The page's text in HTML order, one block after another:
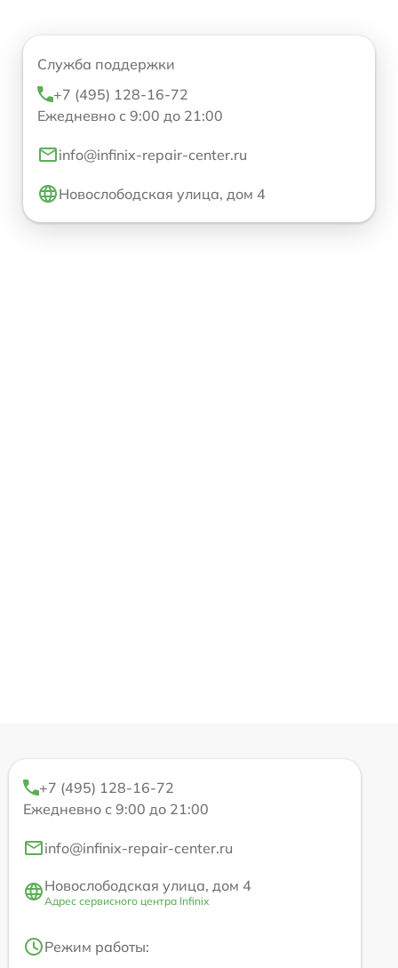
Служба поддержки
+7 (495) 128-16-72
Ежедневно с 9:00 до 21:00
info@infinix-repair-center.ru
Новослободская улица, дом 4
+7 (495) 128-16-72
Ежедневно с 9:00 до 21:00
info@infinix-repair-center.ru
Новослободская улица, дом 4
Адрес сервисного центра Infinix
Режим работы: